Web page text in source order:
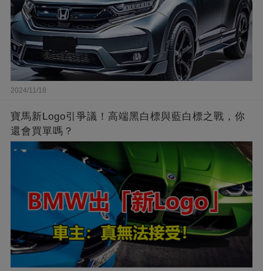
2024/11/18
寶馬新Logo引爭議！高端黑白標與藍白標之戰，你
還會買單嗎？